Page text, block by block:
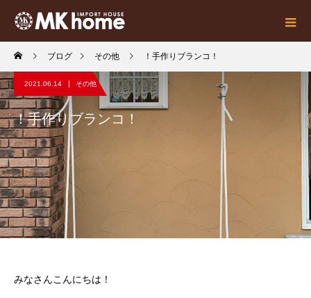
ブログ その他 ！手作りブランコ！
2021.06.14 その他
！手作りブランコ！
みなさんこんにちは！